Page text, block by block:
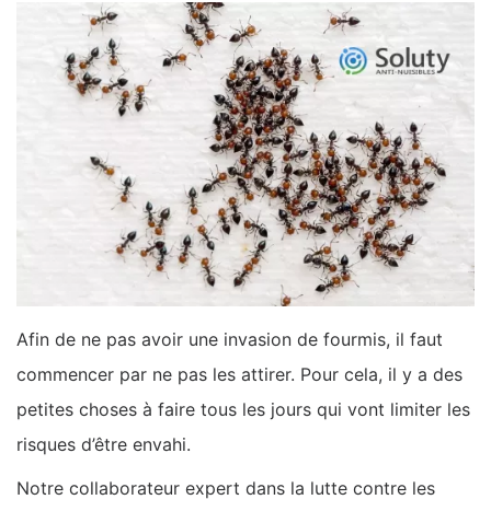
Afin de ne pas avoir une invasion de fourmis, il faut
commencer par ne pas les attirer. Pour cela, il y a des
petites choses à faire tous les jours qui vont limiter les
risques d’être envahi.
Notre collaborateur expert dans la lutte contre les